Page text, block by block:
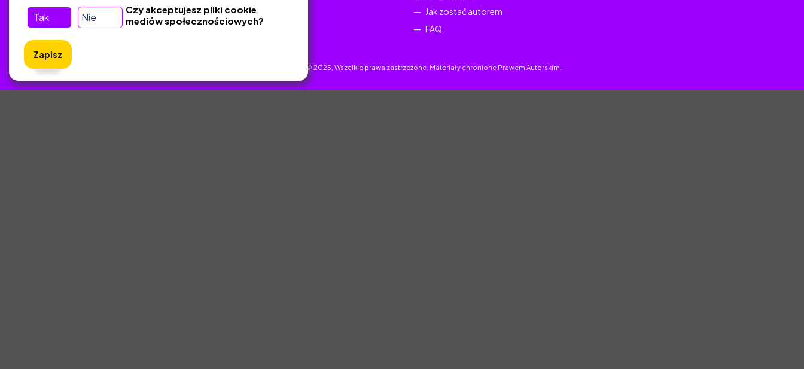
Jak zostać autorem
FAQ
ZlotyNauczyciel.pl © 2025, Wszelkie prawa zastrzeżone. Materiały chronione Prawem Autorskim.
Tak Nie
Czy akceptujesz pliki cookie
mediów społecznościowych?
Zapisz